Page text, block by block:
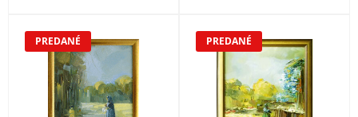
PREDANÉ PREDANÉ